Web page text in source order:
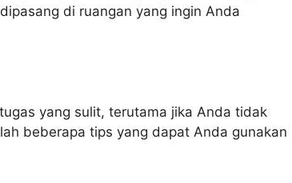
di ruangan yang ingin Anda
yang sulit, terutama jika Anda tidak
beberapa tips yang dapat Anda gunakan